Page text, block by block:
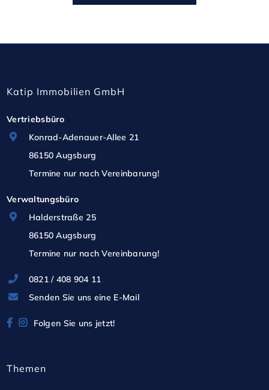
Katip Immobilien GmbH
Vertriebsbüro
Konrad-Adenauer-Allee 21
86150 Augsburg
Termine nur nach Vereinbarung!
Verwaltungsbüro
Halderstraße 25
86150 Augsburg
Termine nur nach Vereinbarung!
0821 / 408 904 11
Senden Sie uns eine E-Mail
Folgen Sie uns jetzt!
Themen